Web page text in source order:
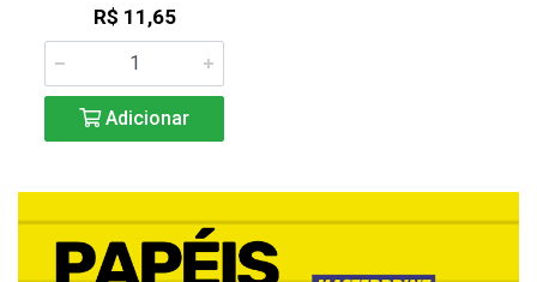
R$ 11,65
Adicionar